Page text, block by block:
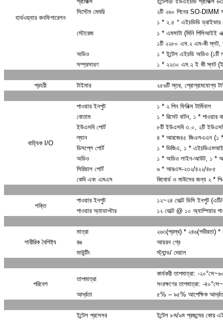
হার্ডওয়্যার কনফিগারেশন
সিস্টেম মেমরি
২টি ২৬০ পিনের SO-DIMM
স্টোরেজ
১ * ২.৫＂এইচডিডি ড্রাইভার
১ * এমসাটা (মিনি পিসিআইই
১টি ২২৮০ এম.২ এম-কী স্লট,
অডিও
১ * ইন্টেল এইচডি অডিও
সম্প্রসারণ
১ * ২২৩০ এম.২ ই কী স্লট
প্রহরী টাইমার ২৫৬টি স্তর, প্রোগ্রামযোগ্য
বাহ্যিক I/O
পাওয়ার ইনপুট
১ * ২ পিন ফিনিক্স টার্মিনাল
বোতাম
১ * রিসেট বাটন, ১ * পাওয়ার
ইউএসবি পোর্ট
৮টি ইউএসবি ৩.০, ২টি
ল্যান
৪ * আরজে৪৫ জিএলএএন (১ *
ডিসপ্লে পোর্ট
১ * ভিজিএ, ১ *
অডিও
১ * অডিও লাইন-আউট, ১ *
সিরিয়াল পোর্ট
৬ * আরএস-২৩২/৪২২/৪৮৫
কেবি এবং এমএস
কিবোর্ড ও মাউসের জন্য ২ *
শক্তি
পাওয়ার ইনপুট
১২~২৪ ভোল্ট ডিসি ইনপুট
পাওয়ার অ্যাডাপ্টার
১২ ভোল্ট @ ১০ অ্যাম্পিয়ার
শারীরিক বৈশিষ্ট্য
মাত্রা
২৬৩(প্রস্থ) * ২৪৬(গভীরতা) *
রঙ
আয়রন গ্রে
মাউন্টিং
স্ট্যান্ড/ দেয়াল
পরিবেশ
তাপমাত্রা
কার্যকরী তাপমাত্রা: -
সংরক্ষণের তাপমাত্রা: -
আর্দ্রতা
৫% – ৯৫% আপেক্ষিক
ইন্টেল প্রসেসর
ইন্টেল ৮ম/৯ম প্রজন্মের কোর